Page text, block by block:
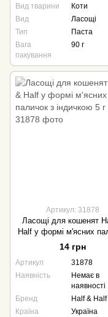
Вид тварини
Коти
Вид
Ласощі
Тип
Паста
Вага
пакування
90 г
Артикул: 31878
Ласощі для кошенят
Half у формі м'ясних
з індичкою 5 г
14 грн
Артикул
31878
Наявність
Немає в
наявності
Бренд
Half & Half
Країна
Україна